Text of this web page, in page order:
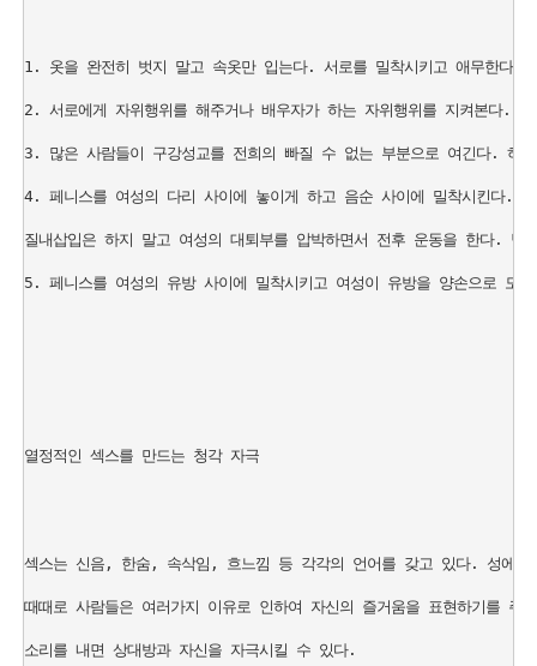
1. 옷을 완전히 벗지 말고 속옷만 입는다. 서로를 밀착시키고 애무한다.
2. 서로에게 자위행위를 해주거나 배우자가 하는 자위행위를 지켜본다.
3. 많은 사람들이 구강성교를 전희의 빠질 수 없는 부분으로 여긴다. 하
4. 페니스를 여성의 다리 사이에 놓이게 하고 음순 사이에 밀착시킨다.
질내삽입은 하지 말고 여성의 대퇴부를 압박하면서 전후 운동을 한다. 남
5. 페니스를 여성의 유방 사이에 밀착시키고 여성이 유방을 양손으로 모
열정적인 섹스를 만드는 청각 자극
섹스는 신음, 한숨, 속삭임, 흐느낌 등 각각의 언어를 갖고 있다. 성에
때때로 사람들은 여러가지 이유로 인하여 자신의 즐거움을 표현하기를
소리를 내면 상대방과 자신을 자극시킬 수 있다.